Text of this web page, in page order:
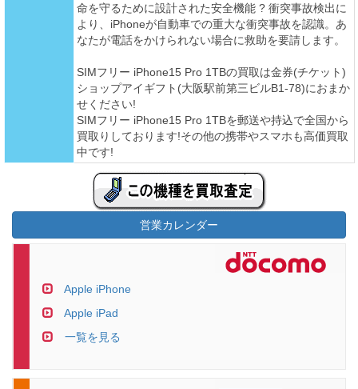
命を守るために設計された安全機能 ? 衝突事故検出に
より、iPhoneが自動車での重大な衝突事故を認識。あ
なたが電話をかけられない場合に救助を要請します。
SIMフリー iPhone15 Pro 1TBの買取は金券(チケット)
ショップアイギフト(大阪駅前第三ビルB1-78)におまか
せください!
SIMフリー iPhone15 Pro 1TBを郵送や持込で全国から
買取りしております!その他の携帯やスマホも高価買取
中です!
営業カレンダー
Apple iPhone
Apple iPad
一覧を見る